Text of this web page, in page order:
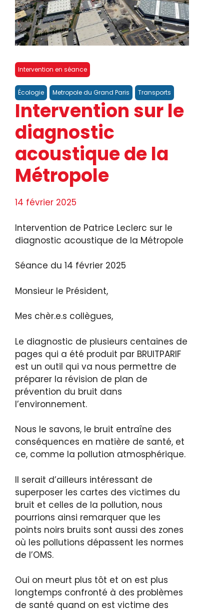
Intervention en séance
Écologie Metropole du Grand Paris Transports
Intervention sur le
diagnostic
acoustique de la
Métropole
14 février 2025
Intervention de Patrice Leclerc sur le
diagnostic acoustique de la Métropole
Séance du 14 février 2025
Monsieur le Président,
Mes chèr.e.s collègues,
Le diagnostic de plusieurs centaines de
pages qui a été produit par BRUITPARIF
est un outil qui va nous permettre de
préparer la révision de plan de
prévention du bruit dans
l’environnement.
Nous le savons, le bruit entraîne des
conséquences en matière de santé, et
ce, comme la pollution atmosphérique.
Il serait d’ailleurs intéressant de
superposer les cartes des victimes du
bruit et celles de la pollution, nous
pourrions ainsi remarquer que les
points noirs bruits sont aussi des zones
où les pollutions dépassent les normes
de l’OMS.
Oui on meurt plus tôt et on est plus
longtemps confronté à des problèmes
de santé quand on est victime des